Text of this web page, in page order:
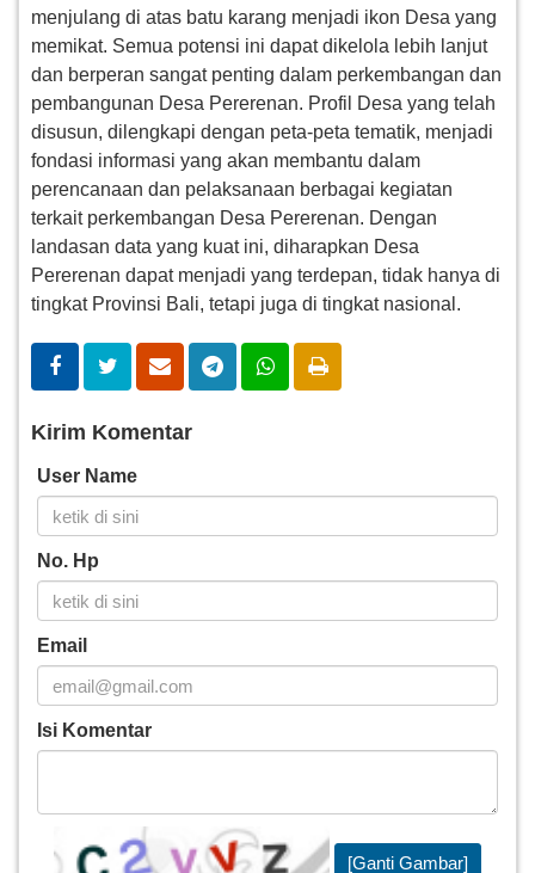
menjulang di atas batu karang menjadi ikon Desa yang
memikat. Semua potensi ini dapat dikelola lebih lanjut
dan berperan sangat penting dalam perkembangan dan
pembangunan Desa Pererenan. Profil Desa yang telah
disusun, dilengkapi dengan peta-peta tematik, menjadi
fondasi informasi yang akan membantu dalam
perencanaan dan pelaksanaan berbagai kegiatan
terkait perkembangan Desa Pererenan. Dengan
landasan data yang kuat ini, diharapkan Desa
Pererenan dapat menjadi yang terdepan, tidak hanya di
tingkat Provinsi Bali, tetapi juga di tingkat nasional.
Kirim Komentar
User Name
No. Hp
Email
Isi Komentar
[Ganti Gambar]